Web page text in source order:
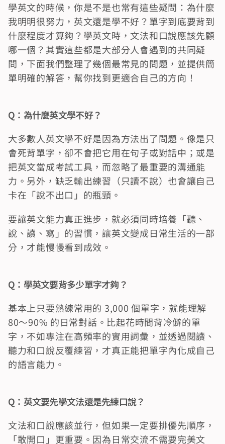
學英文的時候，你是不是也常有這些疑問：為什麼
我明明很努力，英文還是學不好？單字到底要背到
什麼程度才算夠？學英文時，文法和口說應該先顧
哪一個？其實這些都是大部分人會遇到的共同疑
問，下面我們整理了幾個最常見的問題，並提供簡
單明確的解答，幫你找到更適合自己的方向！
Q：為什麼英文學不好？
大多數人英文學不好是因為方法出了問題。像是只
會死背單字，卻不會把它用在句子或對話中；或是
把英文當成考試工具，而忽略了最重要的溝通能
力。另外，缺乏輸出練習（只讀不說）也會讓自己
卡在「說不出口」的瓶頸。
要讓英文能力真正進步，就必須同時培養「聽、
說、讀、寫」的習慣，讓英文變成日常生活的一部
分，才能慢慢看到成效。
Q：學英文要背多少單字才夠？
基本上只要熟練常用的 3,000 個單字，就能理解
80～90% 的日常對話。比起花時間背冷僻的單
字，不如專注在高頻率的實用詞彙，並透過閱讀、
聽力和口說反覆練習，才真正能把單字內化成自己
的語言能力。
Q：英文要先學文法還是先練口說？
文法和口說應該並行，但如果一定要排優先順序，
「敢開口」更重要。因為日常交流不需要完美文